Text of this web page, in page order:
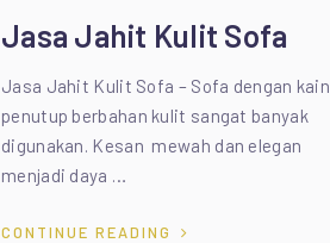
Jasa Jahit Kulit Sofa
Jasa Jahit Kulit Sofa – Sofa dengan kain
penutup berbahan kulit sangat banyak
digunakan. Kesan mewah dan elegan
menjadi daya …
CONTINUE READING